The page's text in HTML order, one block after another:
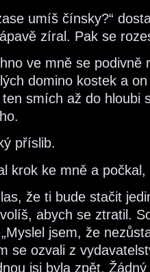
umíš čínsky?“
zíral. Pak se
ve mně se podivně
domino kostek a
ten smích až do hloubi
příslib.
krok ke mně a
že ti bude stačit
abych se ztratil.
jsem, že
se ozvali z
jsi byla zpět.